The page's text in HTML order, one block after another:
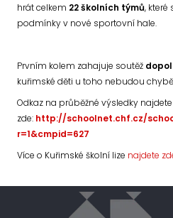
hrát celkem 22 školních týmů, které
podmínky v nové sportovní hale.
Prvním kolem zahajuje soutěž
kuřimské děti u toho nebudou
Odkaz na průběžné výsledky najdete
zde: http://schoolnet.chf.cz/
r=1&cmpid=627
Více o Kuřimské školní lize najdete